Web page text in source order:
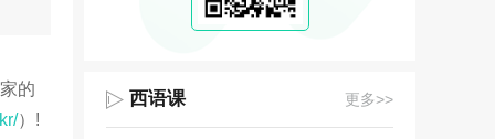
的
）!
西语课 更多>>